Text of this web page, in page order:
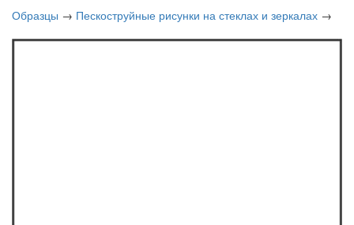
Образцы → Пескоструйные рисунки на стеклах и зеркалах →